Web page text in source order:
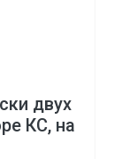
двух
КС, на